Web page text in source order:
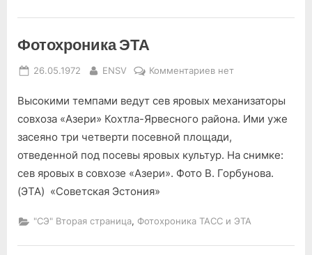
Фотохроника ЭТА
Posted
26.05.1972 By
ENSV Комментариевк
Фотохроника
ЭТА
нет
Высокими темпами ведут сев яровых механизаторы
совхоза «Азери» Кохтла-Ярвесного района. Ими уже
засеяно три четверти посевной площади,
отведенной под посевы яровых культур. На снимке:
сев яровых в совхозе «Азери». Фото В. Горбунова.
(ЭТА) «Советская Эстония»
"СЭ" Вторая страница, Фотохроника ТАСС и ЭТА